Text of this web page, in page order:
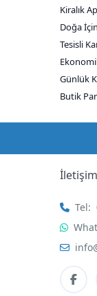
Kiralık
Doğa
Tesisli
Günlük
Butik
İletişim
Tel: